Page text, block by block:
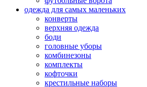
одежда для самых маленьких
конверты
верхняя одежда
боди
головные уборы
комбинезоны
комплекты
кофточки
крестильные наборы